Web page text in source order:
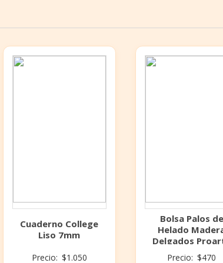
Cuaderno College
Liso 7mm
Precio: $1.050
Bolsa Palos de
Helado
Delgados
Precio: $470